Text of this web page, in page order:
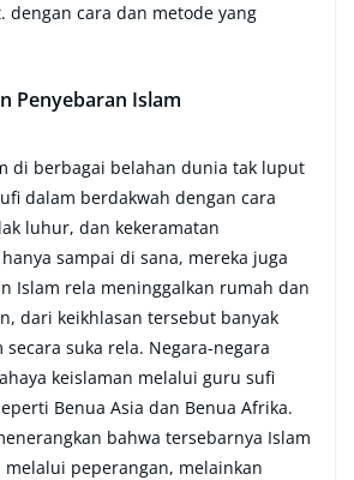
dengan cara dan metode yang
Penyebaran Islam
di berbagai belahan dunia tak luput
dalam berdakwah dengan cara
luhur, dan kekeramatan
sampai di sana, mereka juga
Islam rela meninggalkan rumah dan
dari keikhlasan tersebut banyak
secara suka rela. Negara-negara
keislaman melalui guru sufi
Benua Asia dan Benua Afrika.
bahwa tersebarnya Islam
peperangan, melainkan